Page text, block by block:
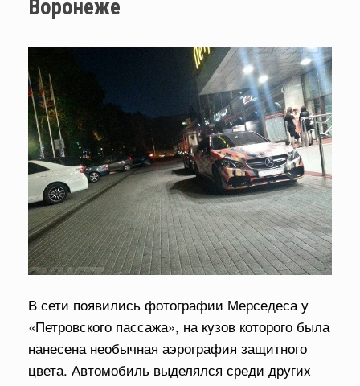
Воронеже
В сети появились фотографии Мерседеса у
«Петровского пассажа», на кузов которого была
нанесена необычная аэрография защитного
цвета. Автомобиль выделялся среди других